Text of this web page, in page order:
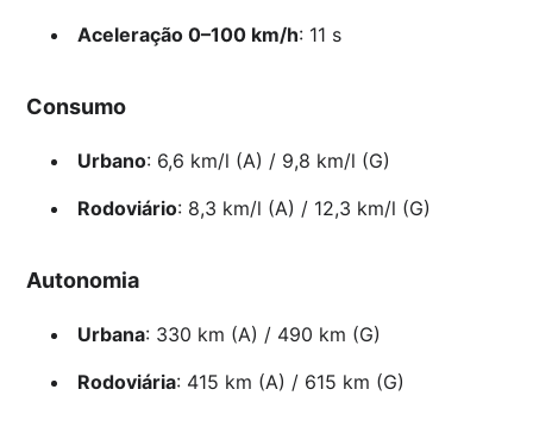
Aceleração 0–100 km/h: 11 s
Consumo
Urbano: 6,6 km/l (A) / 9,8 km/l (G)
Rodoviário: 8,3 km/l (A) / 12,3 km/l (G)
Autonomia
Urbana: 330 km (A) / 490 km (G)
Rodoviária: 415 km (A) / 615 km (G)